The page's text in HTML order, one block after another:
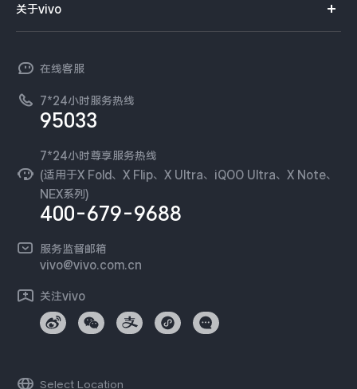
T系列
NEX系列
订单查询
查找手机
环保回收
安全公告
服务隐私政策
Log还原LUTs下载
vivo 办公套件
开放平台
vivo 企业业务
廉正合规
国补营业执照
无线电发射设备销售备案
关于vivo
工作机会
新闻资讯
可持续发展
vivo 蔡司影像
开发者社区
在线客服
7*24小时服务热线
95033
7*24小时尊享服务热线
(适用于X Fold、X Flip、X Ultra、iQOO Ultra、X Note、
NEX系列)
400-679-9688
服务监督邮箱
vivo@vivo.com.cn
关注vivo
Select Location